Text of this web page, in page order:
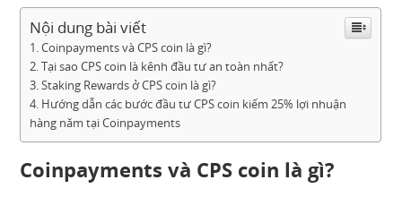
Nội dung bài viết
Coinpayments và CPS coin là gì?
Tại sao CPS coin là kênh đầu tư an toàn nhất?
Staking Rewards ở CPS coin là gì?
Hướng dẫn các bước đầu tư CPS coin kiếm 25% lợi nhuận
hàng năm tại Coinpayments
Coinpayments và CPS coin là gì?